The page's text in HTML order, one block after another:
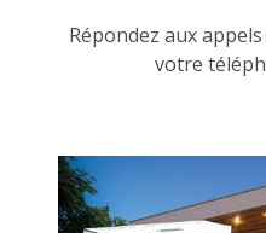
Répondez aux
votre